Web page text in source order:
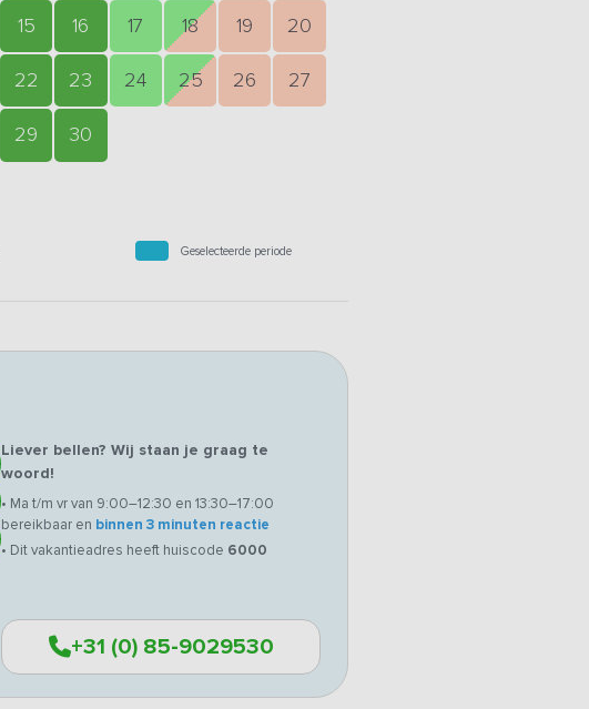
15 16 17 18 19 20
22 23 24 25 26 27
29 30
Geselecteerde periode
Liever bellen? Wij staan je graag te
woord!
• Ma t/m vr van 9:00–12:30 en 13:30–17:00
bereikbaar en binnen 3 minuten reactie
• Dit vakantieadres heeft huiscode 6000
+31 (0) 85-9029530